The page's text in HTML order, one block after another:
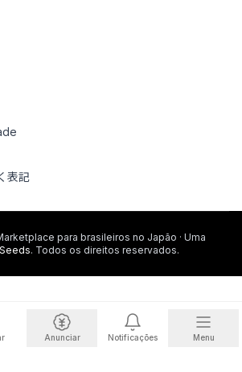
表記
para brasileiros no Japão · Uma
. Todos os direitos reservados.
Anunciar Notificações Menu